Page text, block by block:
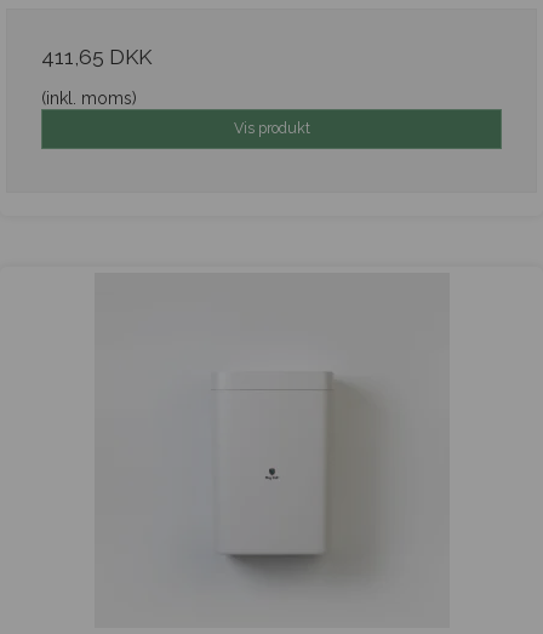
411,65 DKK
(inkl. moms)
Vis produkt